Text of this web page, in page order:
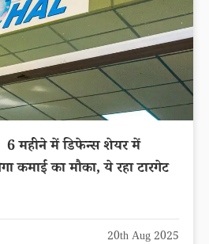
महीने में डिफेन्स शेयर में
कमाई का मौका, ये रहा टारगेट
20th Aug 2025